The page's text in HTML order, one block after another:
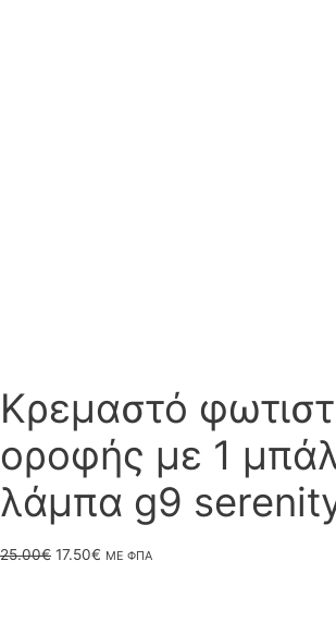
Κρεμαστό
οροφής με 1
λάμπα g9
25.00€ Original
17.50€ ΗΜΕ ΦΠΑ